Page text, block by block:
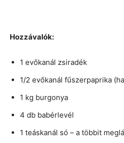
Hozzávalók:
1 evőkanál zsiradék
1/2 evőkanál fűszerpaprika
1 kg burgonya
4 db babérlevél
1 teáskanál só – a többit